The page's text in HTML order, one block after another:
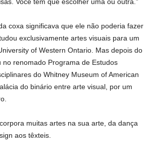
coxa significava que ele não poderia fazer
exclusivamente artes visuais para um
of Western Ontario. Mas depois do
no renomado Programa de Estudos
do Whitney Museum of American
do binário entre arte visual, por um
muitas artes na sua arte, da dança
aos têxteis.